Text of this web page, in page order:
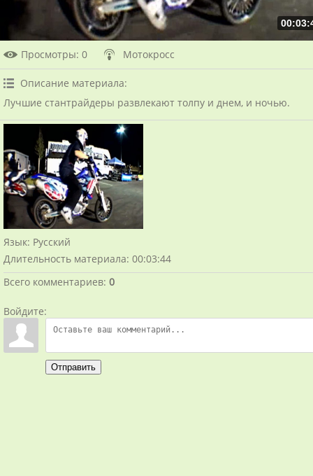
Просмотры: 0 Мотокросс
Описание материала:
Лучшие стантрайдеры развлекают толпу и днем, и ночью.
Язык: Русский
Длительность материала: 00:03:44
Всего комментариев: 0
Войдите:
Отправить